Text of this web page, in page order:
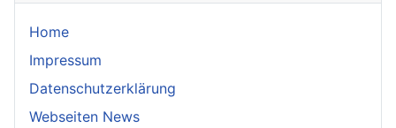
Home
Impressum
Datenschutzerklärung
Webseiten News